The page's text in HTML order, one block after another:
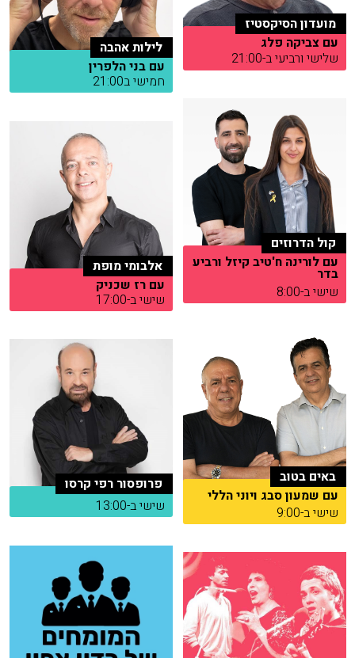
מועדון הסיקסטיז
עם צביקה פלג
שלישי ורביעי ב-21:00
לילות אהבה
עם בני הלפרין
חמישי ב21:00
קול הדרוזים
עם לורינה ח'טיב קיזל ורביע
בדר
שישי ב-8:00
אלבומי מופת
עם רז שכניק
שישי ב-17:00
באים בטוב
עם שמעון סבג ויוני הללי
שישי ב-9:00
פרופסור רפי קרסו
שישי ב-13:00